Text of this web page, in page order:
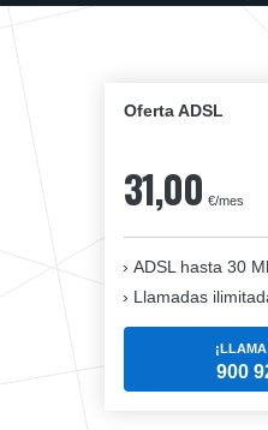
Oferta ADSL
31,00 €/mes
ADSL hasta 30
Llamadas
900